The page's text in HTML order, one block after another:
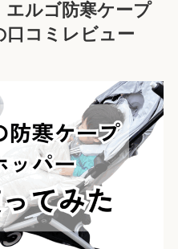
エルゴ防寒ケープ
口コミレビュー